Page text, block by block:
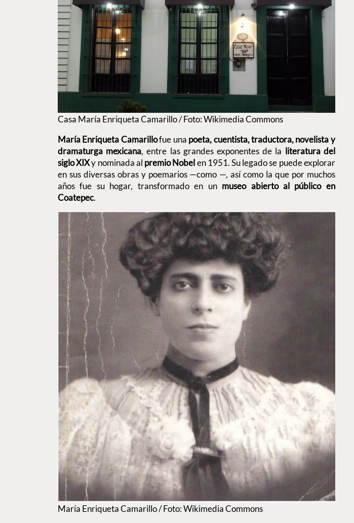
Casa María Enriqueta Camarillo / Foto: Wikimedia Commons
María Enriqueta Camarillofue una poeta, cuentista, traductora, novelista y
dramaturga mexicana, entre las grandes exponentes de la literatura del
siglo XIXy nominada al premio Nobelen 1951. Su legado se puede explorar
en sus diversas obras y poemarios —como —, así como la que por muchos
años fue su hogar, transformado en un museo abierto al público en
Coatepec.
María Enriqueta Camarillo / Foto: Wikimedia Commons